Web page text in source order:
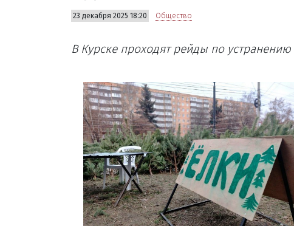
23 декабря 2025 18:20 Общество
В Курске проходят рейды по